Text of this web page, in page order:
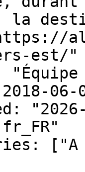
la
est/"
"Équipe
06-
["A